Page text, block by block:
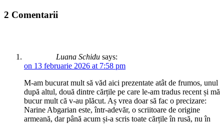
2 Comentarii
Luana Schidu says:
on 13 februarie 2026 at 7:58 pm
M-am bucurat mult să văd aici prezentate atât de frumos, unul
după altul, două dintre cărțile pe care le-am tradus recent și mă
bucur mult că v-au plăcut. Aș vrea doar să fac o precizare:
Narine Abgarian este, într-adevăr, o scriitoare de origine
armeană, dar până acum și-a scris toate cărțile în rusă, nu în